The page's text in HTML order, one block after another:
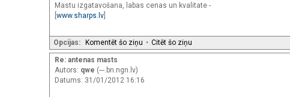
Mastu izgatavošana, labas cenas un kvalitate -
www.sharps.lv
Opcijas: Komentēt šo ziņu • Citēt šo ziņu
Re: antenas masts
Autors: qwe (---.bn.ngn.lv)
Datums: 31/01/2012 16:16